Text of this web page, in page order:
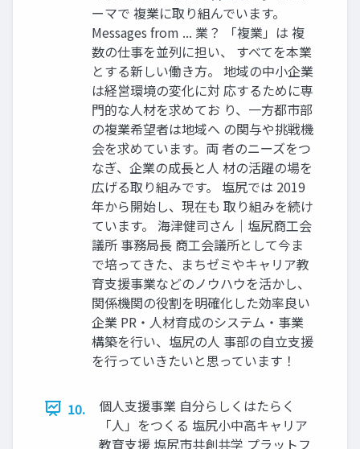
ーマで 複業に取り組んでいます。
Messages from ... 業？ 「複業」は 複
数の仕事を並列に担い、 すべてを本業
とする新しい働き方。 地域の中小企業
は経営環境の変化に対 応するために専
門的な人材を求めてお り、一方都市部
の複業希望者は地域へ の関与や挑戦機
会を求めています。両 者のニーズをつ
なぎ、企業の成長と人 材の活躍の場を
広げる取り組みです。 塩尻では 2019
年から開始し、現在も 取り組みを続け
ています。 海津健司さん｜塩尻商工会
議所 事務局長 商工会議所として今ま
で培ってきた、まちゼミやキャリア教
育支援事業などのノウハウを活かし、
関係機関の役割を明確化した効率良い
企業 PR・人材育成のシステム・事業
構築を行い、塩尻の人 事部の自立支援
を行っていきたいと思っています！
10.
個人支援事業 自分らしくはたらく
「人」をつくる 塩尻小中高キャリア
教育支援 塩尻市共創共学 プラットフ